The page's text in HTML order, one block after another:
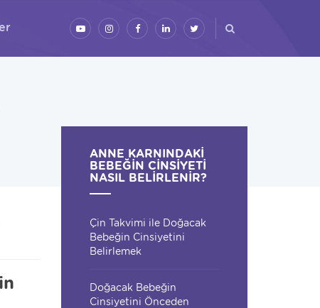
ANNE KARNINDAKI
BEBEĞIN CINSIYETI
NASIL BELIRLENIR?
Çin Takvimi ile Doğacak
Bebeğin Cinsiyetini
Belirlemek
Doğacak Bebeğin
Cinsiyetini Önceden